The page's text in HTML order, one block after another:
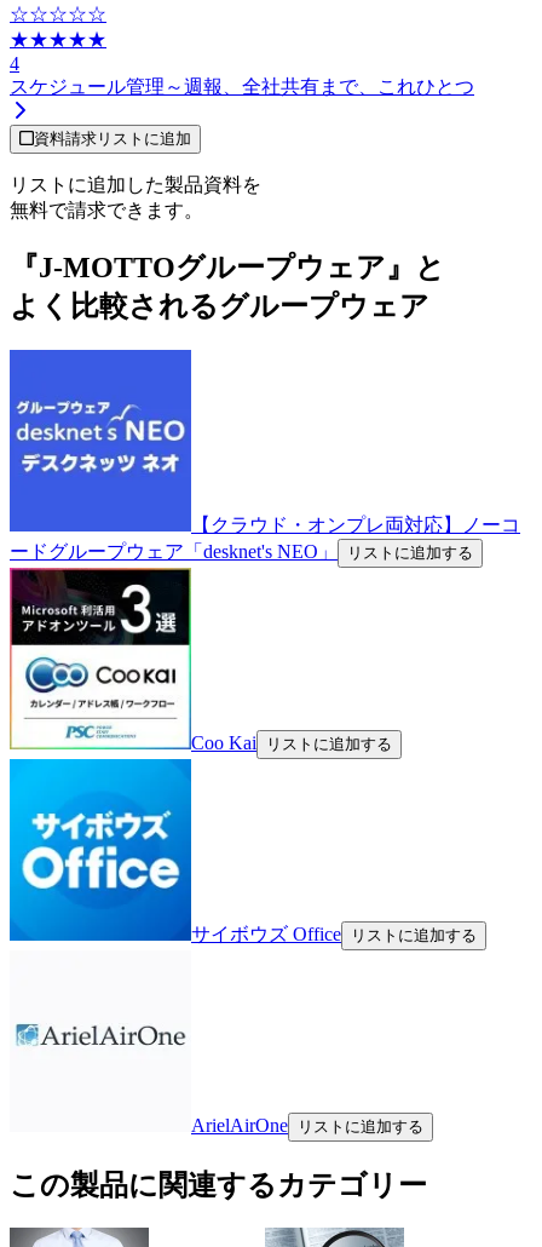
☆☆☆☆☆
★★★★★
4
スケジュール管理～週報、全社共有まで、これひとつ
資料請求リストに追加
リストに追加した製品資料を
無料で請求できます。
『J-MOTTOグループウェア』と
よく比較されるグループウェア
【クラウド・オンプレ両対応】ノーコ
ードグループウェア「desknet's NEO」
リストに追加する
Coo Kai リストに追加する
サイボウズ Office リストに追加する
ArielAirOne リストに追加する
この製品に関連するカテゴリー